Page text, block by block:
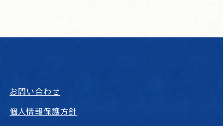
お問い合わせ
個人情報保護方針